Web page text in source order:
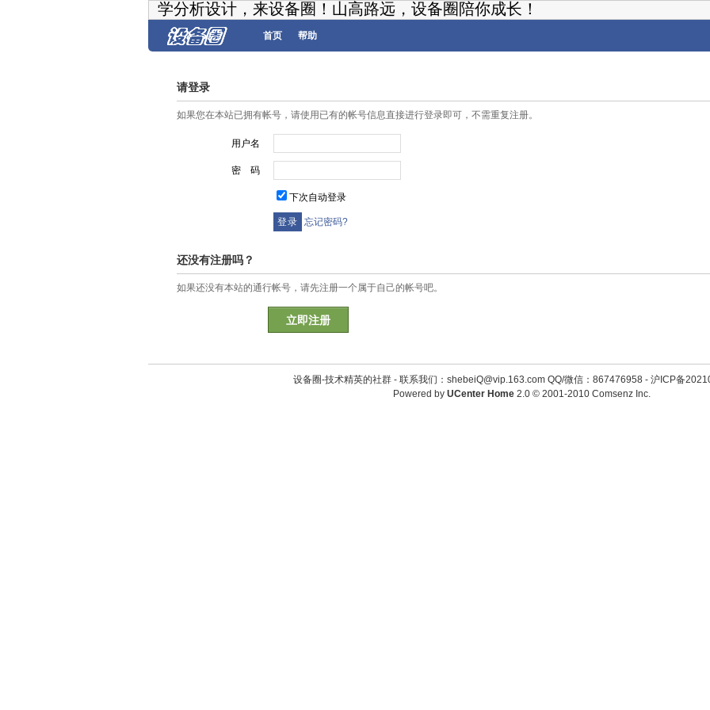
学分析设计，来设备圈！山高路远，设备圈陪你成长！
首页 帮助
请登录
如果您在本站已拥有帐号，请使用已有的帐号信息直接进行登录即可，不需重复注册。
用户名
密 码
下次自动登录
忘记密码?
还没有注册吗？
如果还没有本站的通行帐号，请先注册一个属于自己的帐号吧。
立即注册
设备圈-技术精英的社群 - 联系我们：shebeiQ@vip.163.com QQ/微信：867476958- 沪ICP备
Powered by UCenter Home 2.0© 2001-2010 Comsenz Inc.